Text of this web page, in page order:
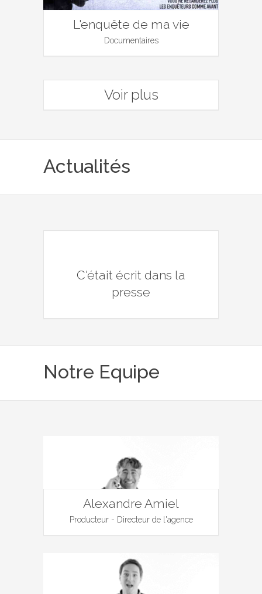
L'enquête de ma vie
Documentaires
Voir plus
Actualités
C'était écrit dans la
presse
Notre Equipe
Alexandre Amiel
Producteur - Directeur de l'agence